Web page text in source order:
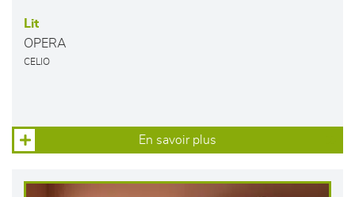
Lit
OPERA
CELIO
En savoir plus